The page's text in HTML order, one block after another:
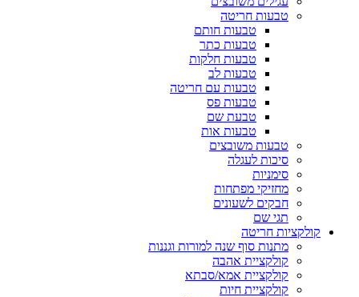
טבעות חריטה
טבעות חותם
טבעות כתר
טבעות חלקות
טבעות לב
טבעות עם חריטה
טבעות פס
טבעת שם
טבעות אות
טבעות משובצים
סיכות לעגלה
סימניות
מחזיקי מפתחות
חבקים לשעונים
תגי שם
קולקציות חריטה
מתנות סוף שנה למורות וגננות
קולקציית אהבה
קולקציית אמא/סבתא
קולקציית חיות